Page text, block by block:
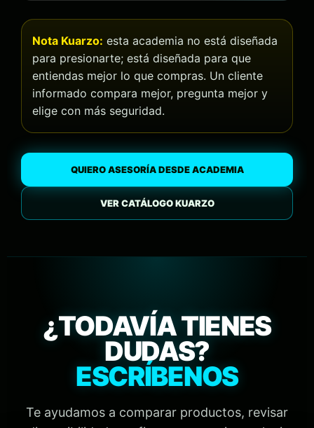
Nota Kuarzo: esta academia no está diseñada
para presionarte; está diseñada para que
entiendas mejor lo que compras. Un cliente
informado compara mejor, pregunta mejor y
elige con más seguridad.
QUIERO ASESORÍA DESDE ACADEMIA
VER CATÁLOGO KUARZO
¿TODAVÍA TIENES
DUDAS?
ESCRÍBENOS
Te ayudamos a comparar productos, revisar